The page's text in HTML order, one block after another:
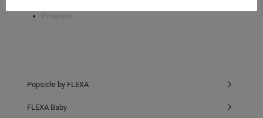
Pinterest
Popsicle by FLEXA
FLEXA Baby